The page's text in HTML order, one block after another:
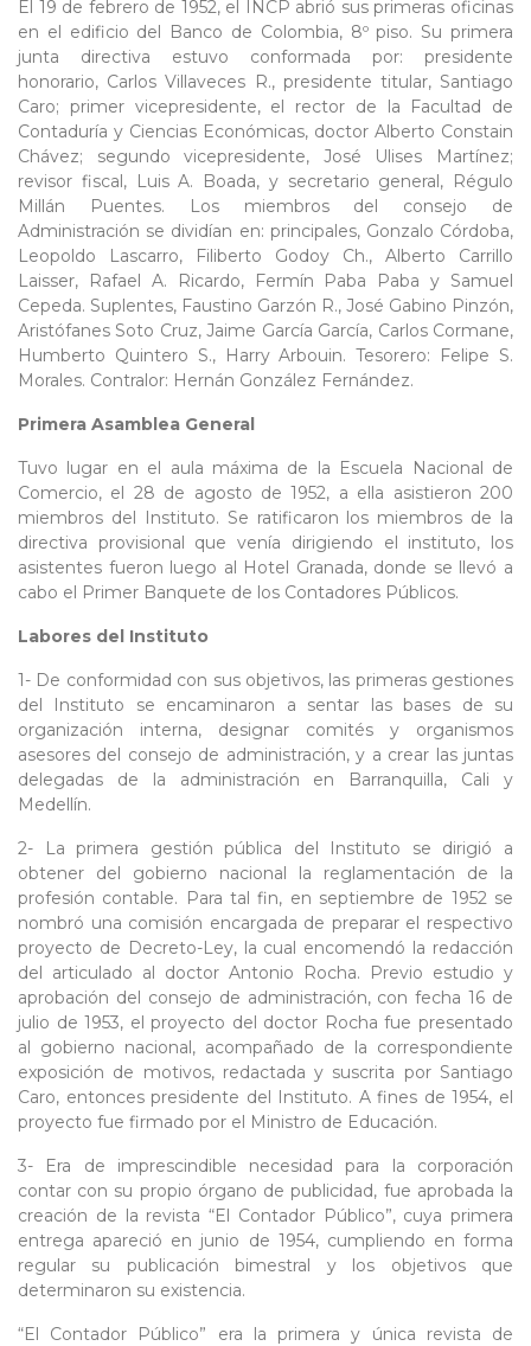
El 19 de febrero de 1952, el INCP abrió sus primeras oficinas
en el edificio del Banco de Colombia, 8º piso. Su primera
junta directiva estuvo conformada por: presidente
honorario, Carlos Villaveces R., presidente titular, Santiago
Caro; primer vicepresidente, el rector de la Facultad de
Contaduría y Ciencias Económicas, doctor Alberto Constain
Chávez; segundo vicepresidente, José Ulises Martínez;
revisor fiscal, Luis A. Boada, y secretario general, Régulo
Millán Puentes. Los miembros del consejo de
Administración se dividían en: principales, Gonzalo Córdoba,
Leopoldo Lascarro, Filiberto Godoy Ch., Alberto Carrillo
Laisser, Rafael A. Ricardo, Fermín Paba Paba y Samuel
Cepeda. Suplentes, Faustino Garzón R., José Gabino Pinzón,
Aristófanes Soto Cruz, Jaime García García, Carlos Cormane,
Humberto Quintero S., Harry Arbouin. Tesorero: Felipe S.
Morales. Contralor: Hernán González Fernández.
Primera Asamblea General
Tuvo lugar en el aula máxima de la Escuela Nacional de
Comercio, el 28 de agosto de 1952, a ella asistieron 200
miembros del Instituto. Se ratificaron los miembros de la
directiva provisional que venía dirigiendo el instituto, los
asistentes fueron luego al Hotel Granada, donde se llevó a
cabo el Primer Banquete de los Contadores Públicos.
Labores del Instituto
1- De conformidad con sus objetivos, las primeras gestiones
del Instituto se encaminaron a sentar las bases de su
organización interna, designar comités y organismos
asesores del consejo de administración, y a crear las juntas
delegadas de la administración en Barranquilla, Cali y
Medellín.
2- La primera gestión pública del Instituto se dirigió a
obtener del gobierno nacional la reglamentación de la
profesión contable. Para tal fin, en septiembre de 1952 se
nombró una comisión encargada de preparar el respectivo
proyecto de Decreto-Ley, la cual encomendó la redacción
del articulado al doctor Antonio Rocha. Previo estudio y
aprobación del consejo de administración, con fecha 16 de
julio de 1953, el proyecto del doctor Rocha fue presentado
al gobierno nacional, acompañado de la correspondiente
exposición de motivos, redactada y suscrita por Santiago
Caro, entonces presidente del Instituto. A fines de 1954, el
proyecto fue firmado por el Ministro de Educación.
3- Era de imprescindible necesidad para la corporación
contar con su propio órgano de publicidad, fue aprobada la
creación de la revista “El Contador Público”, cuya primera
entrega apareció en junio de 1954, cumpliendo en forma
regular su publicación bimestral y los objetivos que
determinaron su existencia.
“El Contador Público” era la primera y única revista de